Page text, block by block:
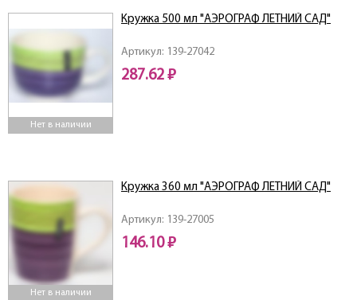
Нет в наличии
Артикул: 139-27042
Кружка 500 мл "АЭРОГРАФ ЛЕТНИЙ САД"
287.62 ₽
Нет в наличии
Артикул: 139-27005
Кружка 360 мл "АЭРОГРАФ ЛЕТНИЙ САД"
146.10 ₽